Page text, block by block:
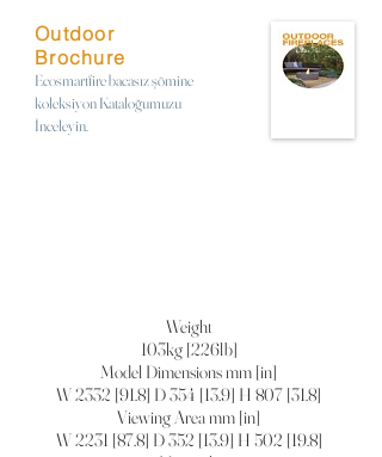
Outdoor
Brochure
Ecosmartfire bacasız şömine
koleksiyon Kataloğumuzu
İnceleyin.
Weight
103kg [226lb]
Model Dimensions mm [in]
W 2332 [91.8] D 354 [13.9] H 807 [31.8]
Viewing Area mm [in]
W 2231 [87.8] D 352 [13.9] H 502 [19.8]